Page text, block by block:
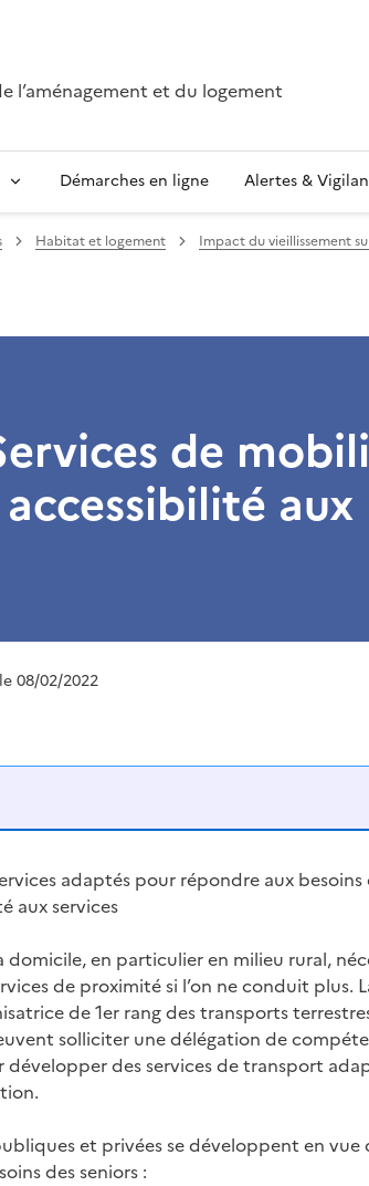
l’aménagement et du logement
Démarches en ligne Alertes &
Habitat et logement Impact du vieillissement
de
08/02/2022
adaptés pour répondre aux besoins
aux services
domicile, en particulier en milieu rural,
de proximité si l’on ne conduit plus.
de 1er rang des transports
solliciter une délégation de
des services de transport
et privées se développent en vue
des seniors :